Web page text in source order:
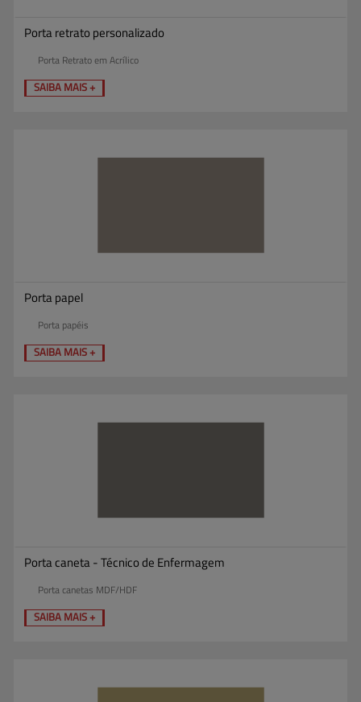
Porta retrato personalizado
Porta Retrato em Acrílico
SAIBA MAIS +
Porta papel
Porta papéis
SAIBA MAIS +
Porta caneta - Técnico de Enfermagem
Porta canetas MDF/HDF
SAIBA MAIS +